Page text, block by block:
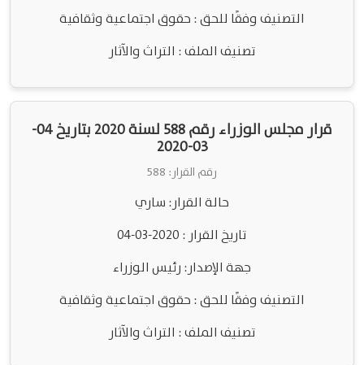
التصنيف وفقًا للحق : حقوق اجتماعية وثقافية
تصنيف الملف : التراث والآثار
قرار مجلس الوزراء رقم 588 لسنة 2020 بتاريخ 04-
03-2020
رقم القرار: 588
حالة القرار: ساري
تاريخ القرار : 2020-03-04
جهة الإصدار: رئيس الوزراء
التصنيف وفقًا للحق : حقوق اجتماعية وثقافية
تصنيف الملف : التراث والآثار